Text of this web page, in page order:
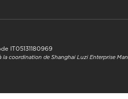
IT05131180969
la coordination de Shanghai Luzi Enterprise